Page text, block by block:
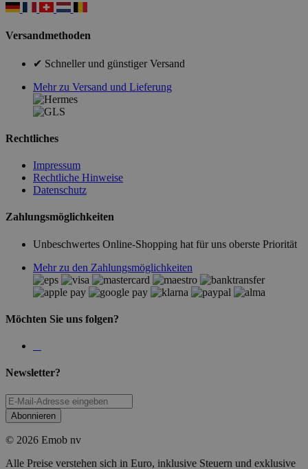
Versandmethoden
✔ Schneller und günstiger Versand
Mehr zu Versand und Lieferung
Rechtliches
Impressum
Rechtliche Hinweise
Datenschutz
Zahlungsmöglichkeiten
Unbeschwertes Online-Shopping hat für uns oberste Priorität
Mehr zu den Zahlungsmöglichkeiten
Möchten Sie uns folgen?
Newsletter?
Abonnieren
© 2026 Emob nv
Alle Preise verstehen sich in Euro, inklusive Steuern und exklusive